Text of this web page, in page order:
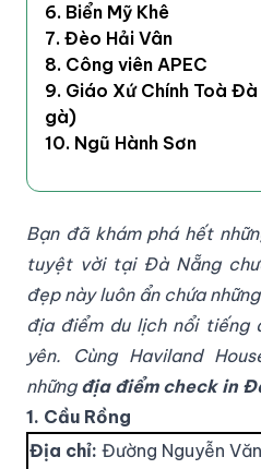
6. Biển Mỹ Khê
7. Đèo Hải Vân
8. Công viên APEC
9. Giáo Xứ Chính Toà
gà)
10. Ngũ Hành Sơn
Bạn đã khám phá hết
tuyệt vời tại Đà Nẵng
đẹp này luôn ẩn chứa
địa điểm du lịch nổi tiếng
yên. Cùng Haviland
những địa điểm check in
1. Cầu Rồng
Địa chỉ: Đường Nguyễn